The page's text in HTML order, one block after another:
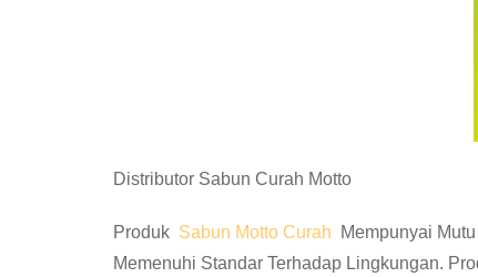
Distributor Sabun Curah Motto
Produk Sabun Motto Curah
Mempunyai
Memenuhi Standar Terhadap Lingkungan.